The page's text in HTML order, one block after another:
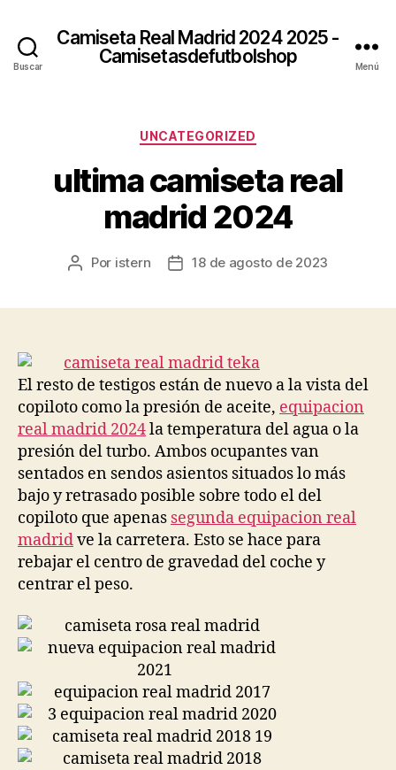
Buscar
Camiseta Real Madrid 2024 2025 -
Camisetasdefutbolshop
Menú
Categorías
UNCATEGORIZED
ultima camiseta real
madrid 2024
Autor
Por istern
Fecha18 de agosto de 2023
El resto de testigos están de nuevo a la vista del
copiloto como la presión de aceite, equipacion
real madrid 2024la temperatura del agua o la
presión del turbo. Ambos ocupantes van
sentados en sendos asientos situados lo más
bajo y retrasado posible sobre todo el del
copiloto que apenas segunda equipacion real
madridve la carretera. Esto se hace para
rebajar el centro de gravedad del coche y
centrar el peso.